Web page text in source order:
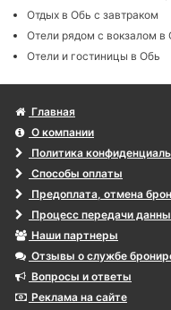
Отдых в Обь с завтраком
Отели рядом с вокзалом в
Отели и гостиницы в Обь
Главная
О компании
Политика
Способы оплаты
Предоплата, отмена
Процесс передачи
Наши партнеры
Отзывы о службе
Вопросы и ответы
Реклама на сайте